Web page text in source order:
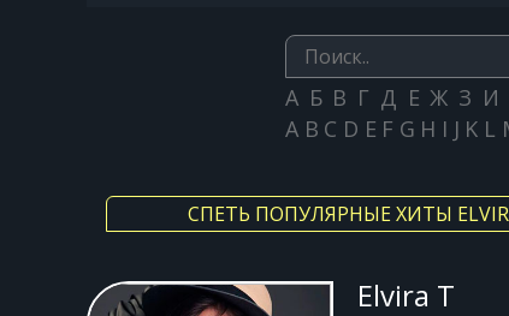
А Б В Г Д Е Ж З И
A B C D E F G H I J K L
СПЕТЬ ПОПУЛЯРНЫЕ ХИТЫ
Elvira T